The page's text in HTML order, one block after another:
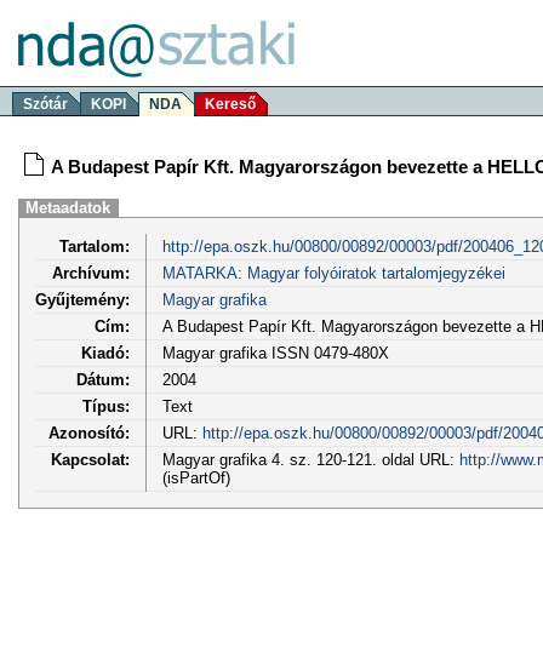
Szótár KOPI NDA Kereső
A Budapest Papír Kft. Magyarországon bevezette a
Metaadatok
Tartalom:
http://epa.oszk.hu/00800/00892/00003/pdf/
Archívum:
MATARKA: Magyar folyóiratok tartalomjegyzékei
Gyűjtemény:
Magyar grafika
Cím:
A Budapest Papír Kft. Magyarországon bevezette a
Kiadó:
Magyar grafika ISSN 0479-480X
Dátum:
2004
Típus:
Text
Azonosító:
URL: http://epa.oszk.hu/00800/00892/00003/pdf/
Kapcsolat:
Magyar grafika 4. sz. 120-121. oldal URL: http://
(isPartOf)